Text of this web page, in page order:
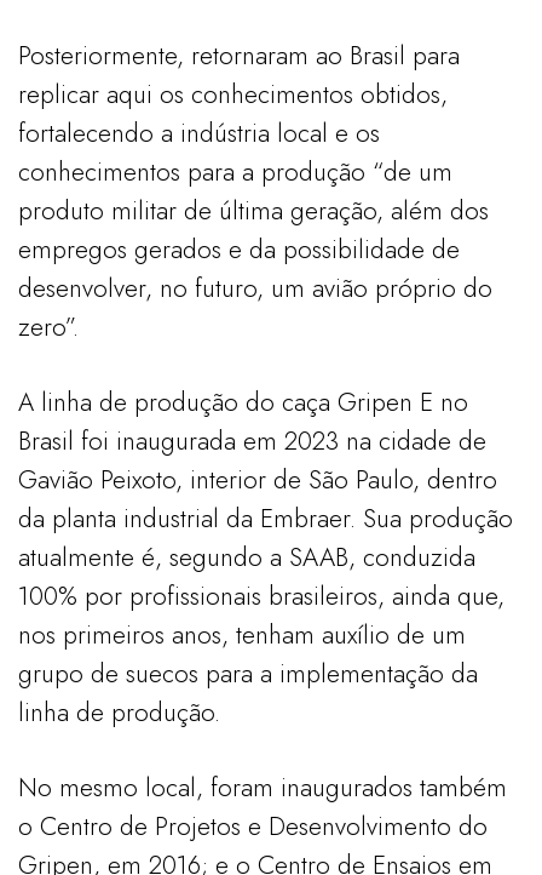
Posteriormente, retornaram ao Brasil para
replicar aqui os conhecimentos obtidos,
fortalecendo a indústria local e os
conhecimentos para a produção “de um
produto militar de última geração, além dos
empregos gerados e da possibilidade de
desenvolver, no futuro, um avião próprio do
zero”.
A linha de produção do caça Gripen E no
Brasil foi inaugurada em 2023 na cidade de
Gavião Peixoto, interior de São Paulo, dentro
da planta industrial da Embraer. Sua produção
atualmente é, segundo a SAAB, conduzida
100% por profissionais brasileiros, ainda que,
nos primeiros anos, tenham auxílio de um
grupo de suecos para a implementação da
linha de produção.
No mesmo local, foram inaugurados também
o Centro de Projetos e Desenvolvimento do
Gripen, em 2016; e o Centro de Ensaios em